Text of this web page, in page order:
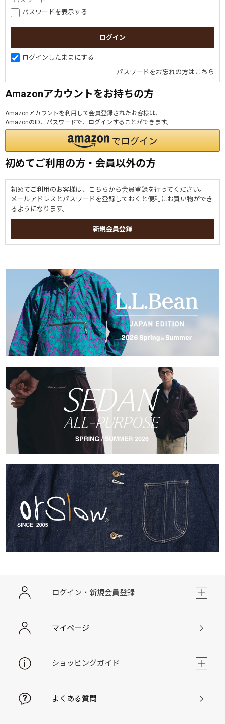
パスワードを表示する
ログインしたままにする
パスワードをお忘れの方はこちら
Amazonアカウントをお持ちの方
Amazonアカウントを利用して会員登録されたお客様は、
AmazonのID、パスワードで、ログインすることができます。
初めてご利用の方・会員以外の方
初めてご利用のお客様は、こちらから会員登録を行ってください。
メールアドレスとパスワードを登録しておくと便利にお買い物ができ
るようになります。
ログイン・新規会員登録
マイページ
ショッピングガイド
よくある質問